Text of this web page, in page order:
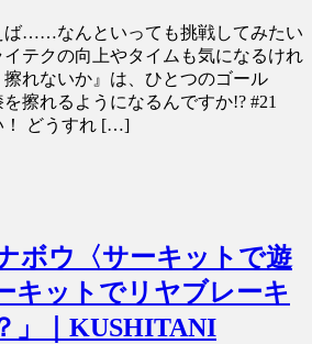
ば……なんといっても挑戦してみたい
テクの向上やタイムも気になるけれ
れないか』は、ひとつのゴール
を擦れるようになるんですか!? #21
！ どうすれ […]
ボウ〈サーキットで遊
キットでリヤブレーキ
」｜KUSHITANI